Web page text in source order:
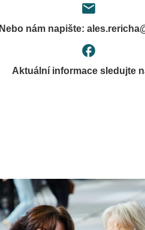
local_post_office
Nebo nám napište:
facebook
Aktuální informace sledujte